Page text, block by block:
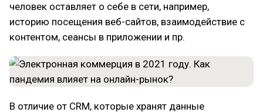
человек оставляет о себе в сети, например,
историю посещения веб-сайтов, взаимодействие с
контентом, сеансы в приложении и пр.
В отличие от CRM, которые хранят данные